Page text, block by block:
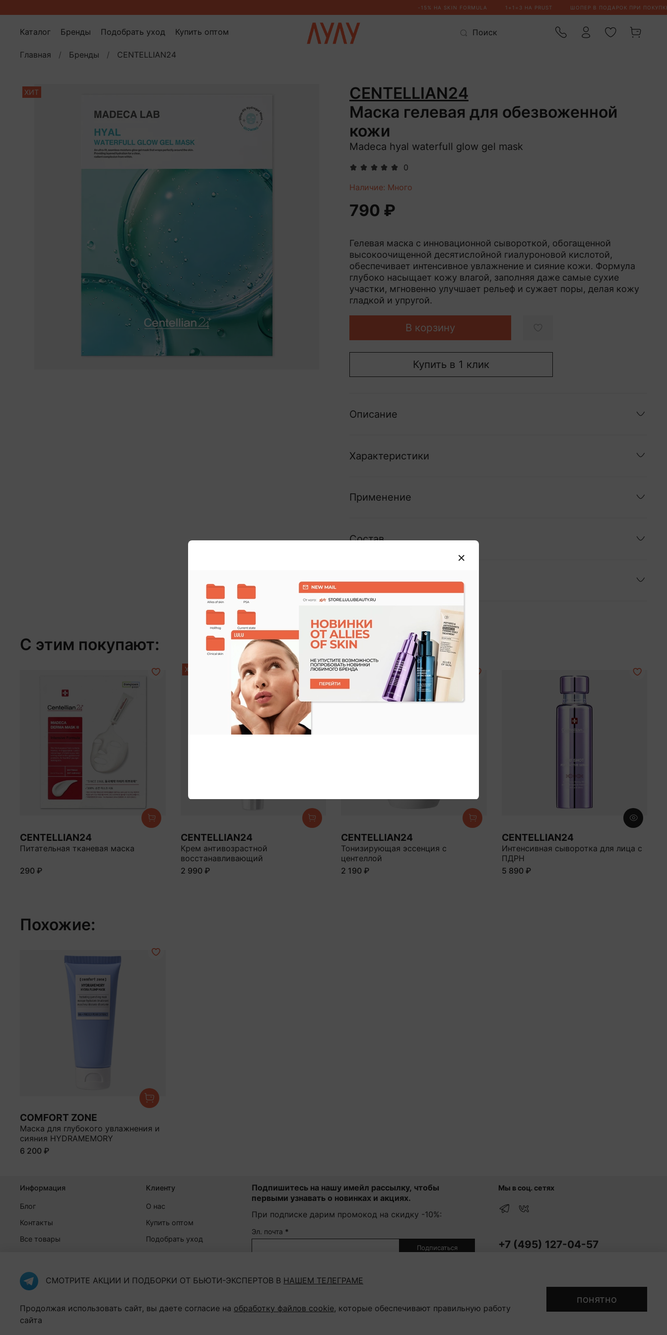
Каталог Бренды Подобрать уход Купить оптом
Главная Бренды CENTELLIAN24
ХИТ
0
CENTELLIAN24
Маска гелевая для обезвоженной
кожи
Madeca hyal waterfull glow gel mask
Наличие: Много
790 ₽
В корзину
Купить в 1 клик
Гелевая маска с инновационной сывороткой, обогащенной
высокоочищенной десятислойной гиалуроновой кислотой,
обеспечивает интенсивное увлажнение и сияние кожи. Формула
глубоко насыщает кожу влагой, заполняя даже самые сухие
участки, мгновенно улучшает рельеф и сужает поры, делая кожу
гладкой и упругой.
Описание
Характеристики
Применение
Состав
Отзывы
С этим покупают:
CENTELLIAN24
Питательная тканевая маска
290 ₽
ХИТ
CENTELLIAN24
Крем антивозрастной
восстанавливающий
2 990 ₽
CENTELLIAN24
Тонизирующая эссенция с
центеллой
2 190 ₽
CENTELLIAN24
Интенсивная сыворотка для лица с
ПДРН
5 890 ₽
Похожие:
COMFORT ZONE
Маска для глубокого увлажнения и
сияния HYDRAMEMORY
6 200 ₽
Информация
Блог
Контакты
Все товары
Программа лояльности
Точка самовывоза ЛУЛУ
Клиенту
О нас
Купить оптом
Подобрать уход
Подпишитесь на нашу имейл рассылку, чтобы
первыми узнавать о новинках и акциях.
При подписке дарим промокод на скидку -10%:
Эл. почта *
Подписаться
Мы в соц. сетях
+7 (495) 127-04-57
Telegram / WhatsApp
СМОТРИТЕ АКЦИИ И ПОДБОРКИ ОТ БЬЮТИ-ЭКСПЕРТОВ В НАШЕМ ТЕЛЕГРАМЕ
Продолжая использовать сайт, вы даете согласие на обработку файлов cookie, которые обеспечивают правильную работу
сайта
понятно